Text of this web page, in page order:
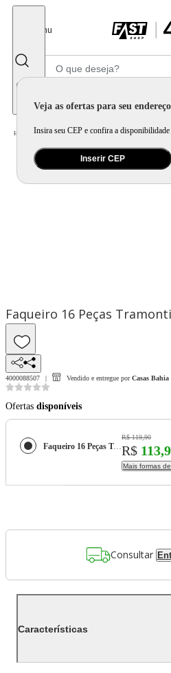
Menu
Veja as ofertas para seu
Insira seu CEP e confira a disponibilidade
Inserir CEP
Home Utilidade Doméstica Mesa / Faqueiro e Talher Avulso
Faqueiro 16 Peças
4000088507 Vendido e entregue por Casas Bahia
Ofertas disponíveis
Faqueiro 16 Peças Tramontina Havaí em Aço Inox
R$ 119,90
R$
Mais formas
Consultar
Características